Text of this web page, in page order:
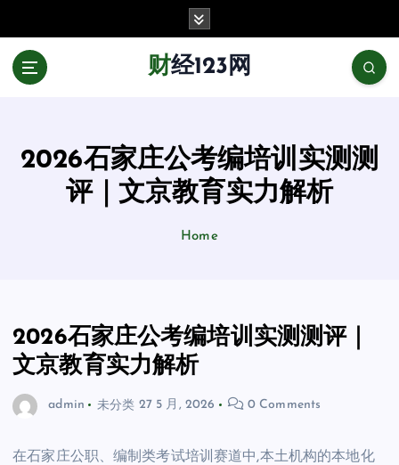
财经123网
2026石家庄公考编培训实测测
评｜文京教育实力解析
Home
2026石家庄公考编培训实测测评｜
文京教育实力解析
admin 未分类 27 5 月, 2026 0 Comments
在石家庄公职、编制类考试培训赛道中,本土机构的本地化